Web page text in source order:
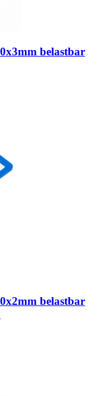
belastbar
belastbar